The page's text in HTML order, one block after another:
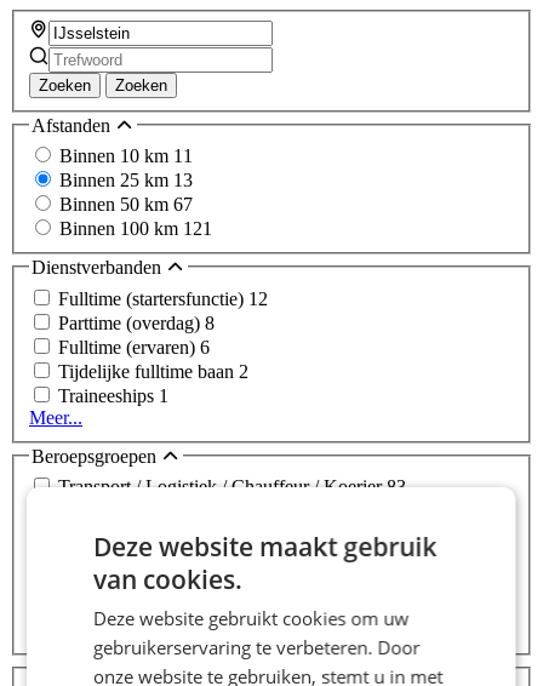
Zoeken Zoeken
Afstanden
Binnen 10 km 11
Binnen 25 km 13
Binnen 50 km 67
Binnen 100 km 121
Dienstverbanden
Fulltime (startersfunctie) 12
Parttime (overdag) 8
Fulltime (ervaren) 6
Tijdelijke fulltime baan 2
Traineeships 1
Meer...
Beroepsgroepen
Transport / Logistiek / Chauffeur / Koerier83
Callcenter / Customer Service
Winkelwerk / Retail / Detailhandel72
Administratief51
Personeel & Organisatie / HRM
13
Opleidingsniveaus
Deze website maakt gebruik
van cookies.
Deze website gebruikt cookies om uw
gebruikerservaring te verbeteren. Door
onze website te gebruiken, stemt u in met